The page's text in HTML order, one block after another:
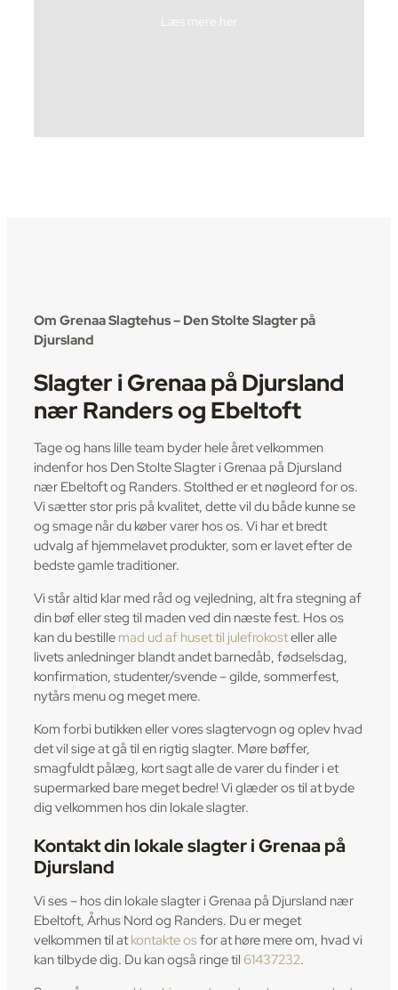
Læs mere her
Om Grenaa Slagtehus – Den Stolte Slagter på
Djursland
Slagter i Grenaa på Djursland
nær Randers og Ebeltoft
Tage og hans lille team byder hele året velkommen
indenfor hos Den Stolte Slagter i Grenaa på Djursland
nær Ebeltoft og Randers. Stolthed er et nøgleord for os.
Vi sætter stor pris på kvalitet, dette vil du både kunne se
og smage når du køber varer hos os. Vi har et bredt
udvalg af hjemmelavet produkter, som er lavet efter de
bedste gamle traditioner.
Vi står altid klar med råd og vejledning, alt fra stegning af
din bøf eller steg til maden ved din næste fest. Hos os
kan du bestille mad ud af huset til julefrokosteller alle
livets anledninger blandt andet barnedåb, fødselsdag,
konfirmation, studenter/svende – gilde, sommerfest,
nytårs menu og meget mere.
Kom forbi butikken eller vores slagtervogn og oplev hvad
det vil sige at gå til en rigtig slagter. Møre bøffer,
smagfuldt pålæg, kort sagt alle de varer du finder i et
supermarked bare meget bedre! Vi glæder os til at byde
dig velkommen hos din lokale slagter.
Kontakt din lokale slagter i Grenaa på
Djursland
Vi ses – hos din lokale slagter i Grenaa på Djursland nær
Ebeltoft, Århus Nord og Randers. Du er meget
velkommen til atkontakte osfor at høre mere om, hvad vi
kan tilbyde dig. Du kan også ringe til 61437232.